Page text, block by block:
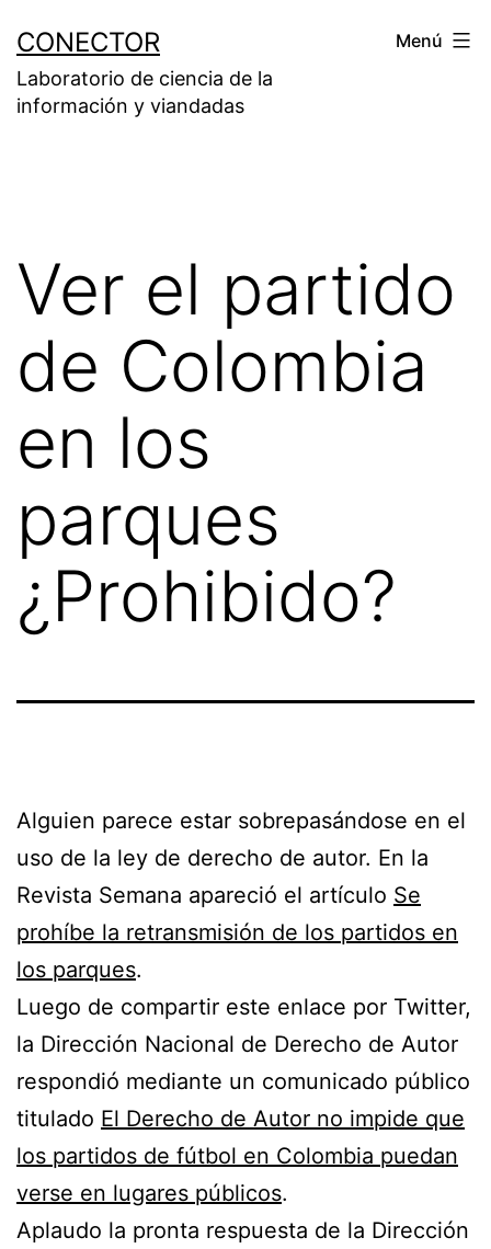
contenido
CONECTOR
Laboratorio de ciencia de la
información y viandadas
Menú
Ver el partido
de Colombia
en los
parques
¿Prohibido?
Alguien parece estar sobrepasándose en el
uso de la ley de derecho de autor. En la
Revista Semana apareció el artículo Se
prohíbe la retransmisión de los partidos en
los parques.
Luego de compartir este enlace por Twitter,
la Dirección Nacional de Derecho de Autor
respondió mediante un comunicado público
titulado El Derecho de Autor no impide que
los partidos de fútbol en Colombia puedan
verse en lugares públicos.
Aplaudo la pronta respuesta de la Dirección